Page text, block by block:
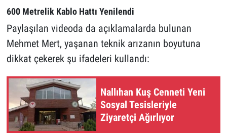
600 Metrelik Kablo Hattı Yenilendi
Paylaşılan videoda da açıklamalarda bulunan
Mehmet Mert, yaşanan teknik arızanın boyutuna
dikkat çekerek şu ifadeleri kullandı:
Nallıhan Kuş Cenneti Yeni
Sosyal Tesisleriyle
Ziyaretçi Ağırlıyor